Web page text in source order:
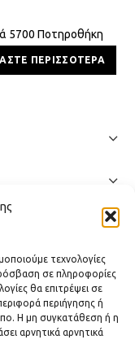
τεχνολογίες
σε πληροφορίες
θα επιτρέψει σε
περιήγησης ή
Η μη συγκατάθεση ή η
αρνητικά αρνητικά
5700 Ποτηροθήκη
ΠΕΡΙΣΣΌΤΕΡΑ